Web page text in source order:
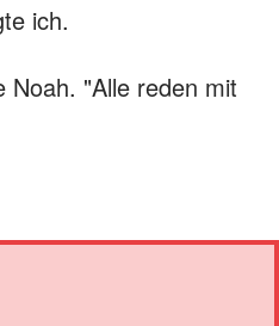
ich.
Noah. "Alle reden mit